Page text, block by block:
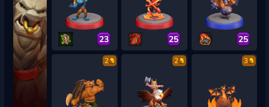
23 25 25
2 2 3